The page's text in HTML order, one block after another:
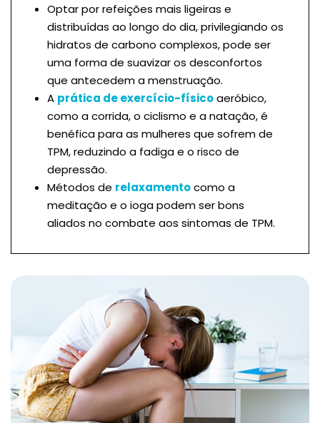
Optar por refeições mais ligeiras e
distribuídas ao longo do dia, privilegiando os
hidratos de carbono complexos, pode ser
uma forma de suavizar os desconfortos
que antecedem a menstruação.
A prática de exercício-físicoaeróbico,
como a corrida, o ciclismo e a natação, é
benéfica para as mulheres que sofrem de
TPM, reduzindo a fadiga e o risco de
depressão.
Métodos de relaxamentocomo a
meditação e o ioga podem ser bons
aliados no combate aos sintomas de TPM.